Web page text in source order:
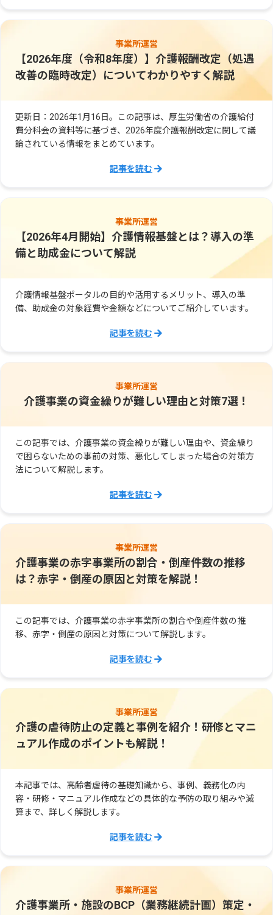
事業所運営
【2026年度（令和8年度）】介護報酬改定（処遇
改善の臨時改定）についてわかりやすく解説
更新日：2026年1月16日。この記事は、厚生労働省の介護給付
費分科会の資料等に基づき、2026年度介護報酬改定に関して議
論されている情報をまとめています。
記事を読む
事業所運営
【2026年4月開始】介護情報基盤とは？導入の準
備と助成金について解説
介護情報基盤ポータルの目的や活用するメリット、導入の準
備、助成金の対象経費や金額などについてご紹介しています。
記事を読む
事業所運営
介護事業の資金繰りが難しい理由と対策7選！
この記事では、介護事業の資金繰りが難しい理由や、資金繰り
で困らないための事前の対策、悪化してしまった場合の対策方
法について解説します。
記事を読む
事業所運営
介護事業の赤字事業所の割合・倒産件数の推移
は？赤字・倒産の原因と対策を解説！
この記事では、介護事業の赤字事業所の割合や倒産件数の推
移、赤字・倒産の原因と対策について解説します。
記事を読む
事業所運営
介護の虐待防止の定義と事例を紹介！研修とマニ
ュアル作成のポイントも解説！
本記事では、高齢者虐待の基礎知識から、事例、義務化の内
容・研修・マニュアル作成などの具体的な予防の取り組みや減
算まで、詳しく解説します。
記事を読む
事業所運営
介護事業所・施設のBCP（業務継続計画）策定・